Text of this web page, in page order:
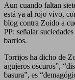
Aun cuando faltan
está ya al rojo vivo,
blog contra Zoido a
PP: señalar
barrios.
Torrijos ha dicho de
agujeros oscuros”,
basura”, es